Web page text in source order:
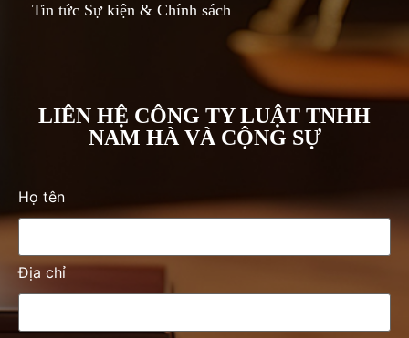
Tin tức Sự kiện & Chính sách
LIÊN HỆ CÔNG TY LUẬT TNHH
NAM HÀ VÀ CỘNG SỰ
Họ tên
Địa chỉ